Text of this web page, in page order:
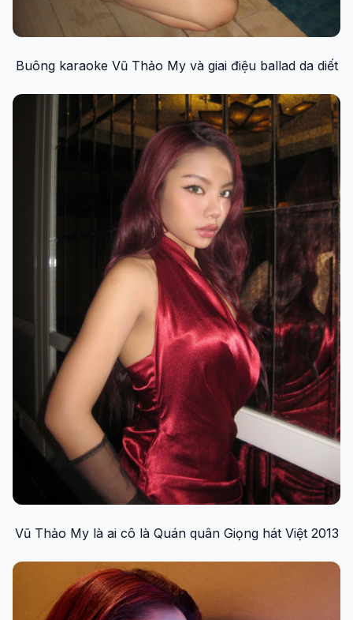
Buông karaoke Vũ Thảo My và giai điệu ballad da diết
Vũ Thảo My là ai cô là Quán quân Giọng hát Việt 2013